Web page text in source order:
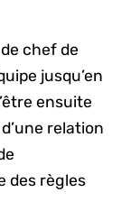
chef de
jusqu’en
ensuite
relation
des règles